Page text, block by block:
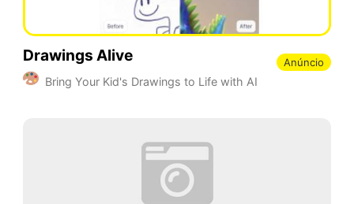
Drawings Alive
Bring Your Kid's Drawings to Life with AI
Anúncio